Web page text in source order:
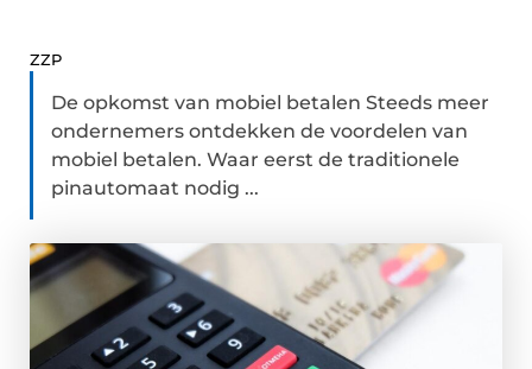
ZZP
De opkomst van mobiel betalen Steeds meer
ondernemers ontdekken de voordelen van
mobiel betalen. Waar eerst de traditionele
pinautomaat nodig ...